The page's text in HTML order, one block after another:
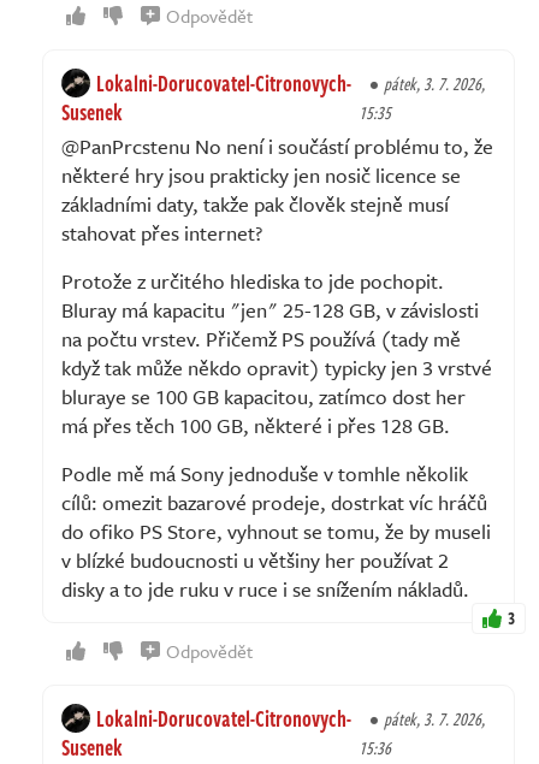
Odpovědět
Lokalni-Dorucovatel-Citronovych-
Susenek
pátek, 3. 7. 2026,
15:35
@PanPrcstenu No není i součástí problému to, že
některé hry jsou prakticky jen nosič licence se
základními daty, takže pak člověk stejně musí
stahovat přes internet?
Protože z určitého hlediska to jde pochopit.
Bluray má kapacitu "jen" 25-128 GB, v závislosti
na počtu vrstev. Přičemž PS používá (tady mě
když tak může někdo opravit) typicky jen 3 vrstvé
bluraye se 100 GB kapacitou, zatímco dost her
má přes těch 100 GB, některé i přes 128 GB.
Podle mě má Sony jednoduše v tomhle několik
cílů: omezit bazarové prodeje, dostrkat víc hráčů
do ofiko PS Store, vyhnout se tomu, že by museli
v blízké budoucnosti u většiny her používat 2
disky a to jde ruku v ruce i se snížením nákladů.
3
Odpovědět
Lokalni-Dorucovatel-Citronovych-
Susenek
pátek, 3. 7. 2026,
15:36